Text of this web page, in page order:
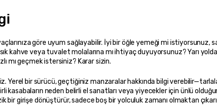
göre uyum sağlayabilir. İyi bir öğle yemeği mi istiyorsunuz,
kahve veya tuvalet molalarına mı ihtiyaç duyuyorsunuz? Yarı
mı geçmek istersiniz? Karar sizin.
Yerel bir sürücü, geçtiğiniz manzaralar hakkında bilgi
kasabaların neden belirli el sanatları veya yiyecekler için ünlü
girişe dönüştürür, sadece boş bir yolculuk zamanı olmaktan